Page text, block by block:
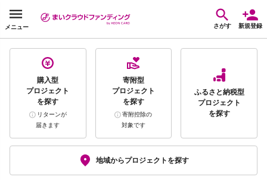
メニュー さがす 新規登録
購入型
プロジェクト
を探す
リターンが
届きます
寄附型
プロジェクト
を探す
寄附控除の
対象です
ふるさと納税型
プロジェクト
を探す
地域からプロジェクトを探す